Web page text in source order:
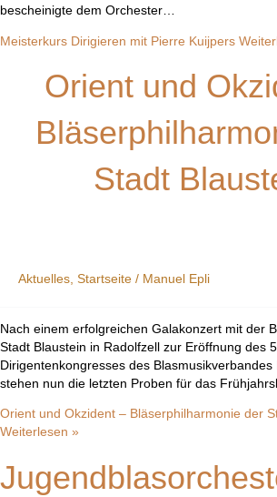
bescheinigte dem Orchester…
Meisterkurs Dirigieren mit Pierre Kuijpers
Orient und
Stadt
Aktuelles, Startseite / Manuel Epli
Nach einem erfolgreichen Galakonzert mit der
Stadt Blaustein in Radolfzell zur Eröffnung des
Dirigentenkongresses des
stehen nun die letzten Proben für das
Orient und Okzident – Bläserphilharmonie der
Weiterlesen »